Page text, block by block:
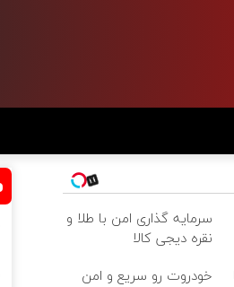
سرمایه گذاری امن با طلا و
نقره دیجی کالا
خودروت رو سریع و امن